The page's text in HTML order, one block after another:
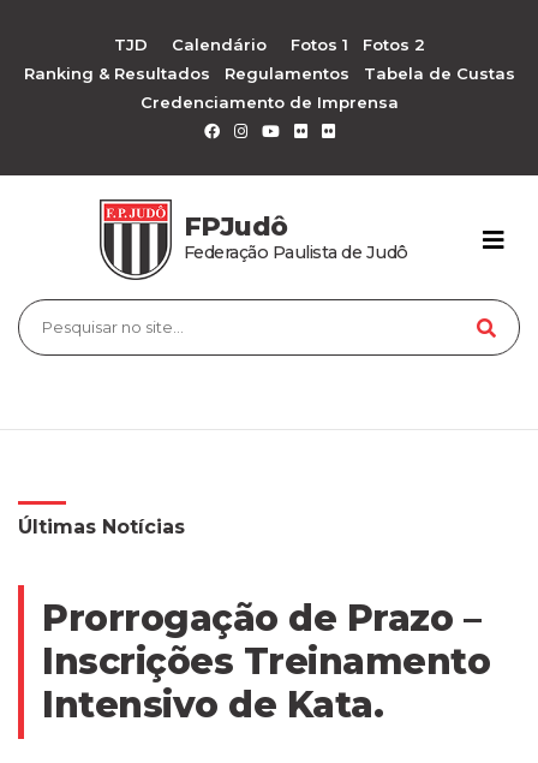
TJD Calendário Fotos 1
Fotos 2
Ranking & Resultados
Regulamentos
Tabela de Custas
Credenciamento de Imprensa
FPJudô
Federação Paulista de Judô
Últimas Notícias
Prorrogação de Prazo –
Inscrições Treinamento
Intensivo de Kata.